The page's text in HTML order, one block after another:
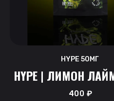
HYPE 50МГ
HYPE | ЛИМОН
400 ₽